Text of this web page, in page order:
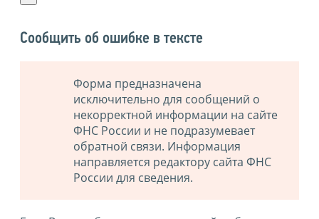
Сообщить об ошибке в тексте
Форма предназначена
исключительно для сообщений о
некорректной информации на сайте
ФНС России и не подразумевает
обратной связи. Информация
направляется редактору сайта ФНС
России для сведения.